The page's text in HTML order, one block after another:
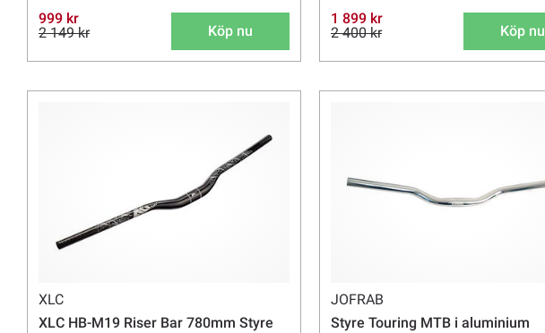
999 kr
2 149 kr
Köp nu
1 899 kr
2 400 kr
Köp nu
XLC
XLC HB-M19 Riser Bar 780mm Styre
JOFRAB
Styre Touring MTB i aluminium